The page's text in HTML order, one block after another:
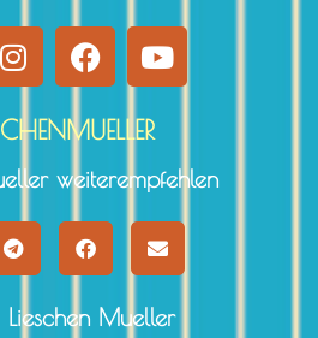
weiterempfehlen
Mueller